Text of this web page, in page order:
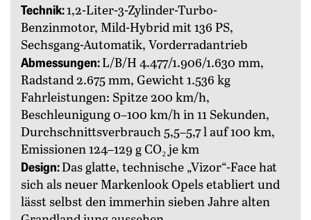
Technik:1,2-Liter-3-Zylinder-Turbo-
Benzinmotor, Mild-Hybrid mit 136 PS,
Sechsgang-Automatik, Vorderradantrieb
Abmessungen:L/B/H 4.477/1.906/1.630 mm,
Radstand 2.675 mm, Gewicht 1.536 kg
Fahrleistungen: Spitze 200 km/h,
Beschleunigung 0–100 km/h in 11 Sekunden,
Durchschnittsverbrauch 5,5–5,7 l auf 100 km,
Emissionen 124–129 g CO₂ je km
Design:Das glatte, technische „Vizor“-Face hat
sich als neuer Markenlook Opels etabliert und
lässt selbst den immerhin sieben Jahre alten